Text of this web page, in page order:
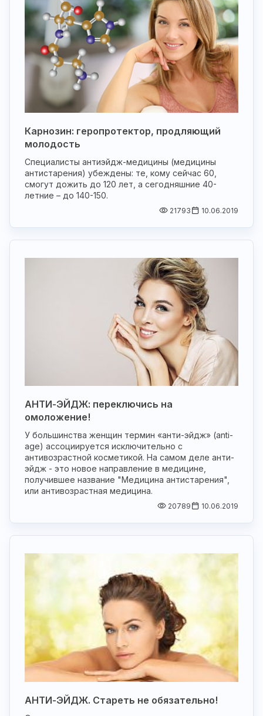
Карнозин: геропротектор, продляющий
молодость
Специалисты антиэйдж-медицины (медицины
антистарения) убеждены: те, кому сейчас 60,
смогут дожить до 120 лет, а сегодняшние 40-
летние – до 140-150.
21793 10.06.2019
АНТИ-ЭЙДЖ: переключись на
омоложение!
У большинства женщин термин «анти-эйдж» (anti-
age) ассоциируется исключительно с
антивозрастной косметикой. На самом деле анти-
эйдж - это новое направление в медицине,
получившее название "Медицина антистарения",
или антивозрастная медицина.
20789 10.06.2019
АНТИ-ЭЙДЖ. Стареть не обязательно!